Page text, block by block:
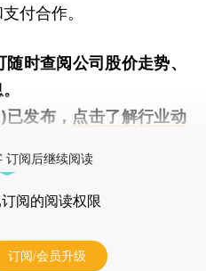
付合作。
随时查阅公司股价走势、
发布， 点击了解行业动
订阅后继续阅读
阅的阅读权限
订阅/会员升级